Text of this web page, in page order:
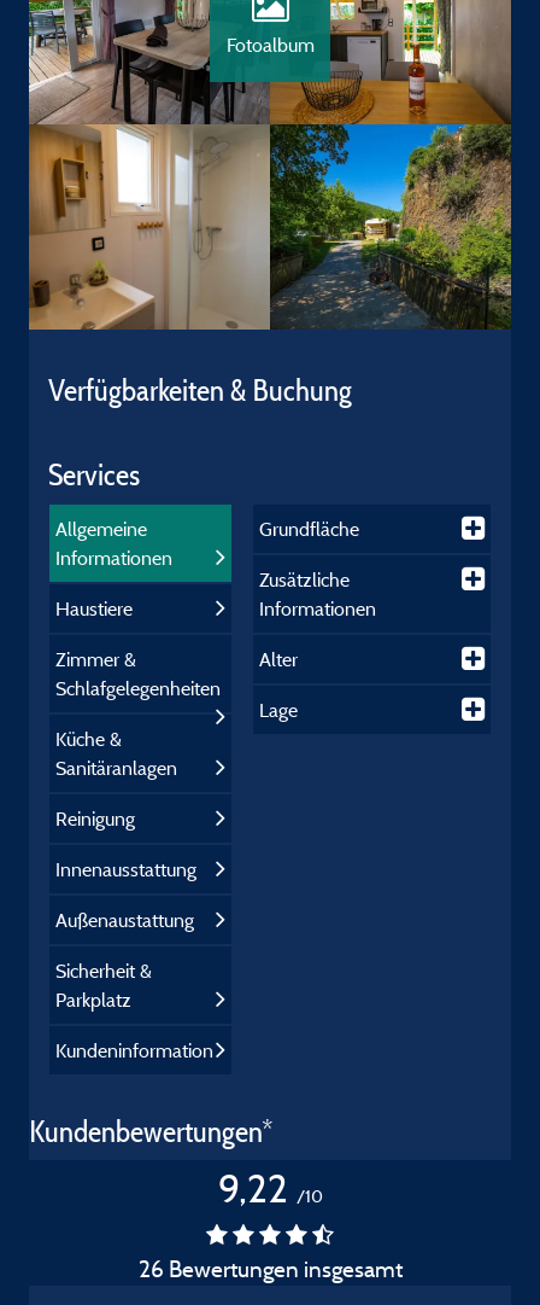
Fotoalbum
Verfügbarkeiten & Buchung
Services
Allgemeine
Informationen
Haustiere
Zimmer &
Schlafgelegenheiten
Küche &
Sanitäranlagen
Reinigung
Innenausstattung
Außenaustattung
Sicherheit &
Parkplatz
Kundeninformation
Grundfläche
Zusätzliche
Informationen
Alter
Lage
Kundenbewertungen*
9,22 /10
26 Bewertungen insgesamt